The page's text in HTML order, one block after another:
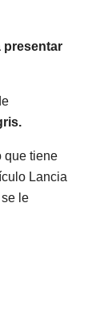
presentar
que tiene
Lancia
le